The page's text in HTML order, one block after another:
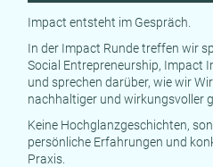
Impact entsteht im Gespräch.
In der Impact Runde treffen wir
Social Entrepreneurship, Impact
und sprechen darüber, wie wir
nachhaltiger und wirkungsvoller
Keine Hochglanzgeschichten,
persönliche Erfahrungen und
Praxis.